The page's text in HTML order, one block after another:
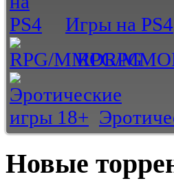
Игры на PS4
RPG/
Новые